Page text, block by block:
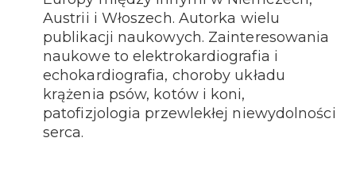
Austrii i Włoszech. Autorka wielu
publikacji naukowych. Zainteresowania
naukowe to elektrokardiografia i
echokardiografia, choroby układu
krążenia psów, kotów i koni,
patofizjologia przewlekłej niewydolności
serca.